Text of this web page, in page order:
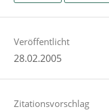
Veröffentlicht
28.02.2005
Zitationsvorschlag